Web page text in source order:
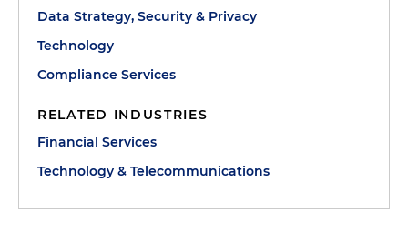
Data Strategy, Security & Privacy
Technology
Compliance Services
RELATED INDUSTRIES
Financial Services
Technology & Telecommunications